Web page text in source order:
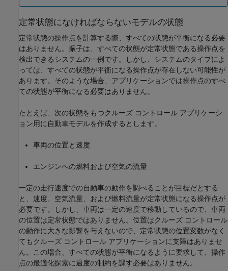
定常状態になければならないモデルの状態
定常状態の操作点を計算する際、すべての状態が平衡になる必要
はありません。振子は、すべての状態が定常状態である操作点を
検出できるシステムの一例です。しかし、システムのタイプによ
っては、すべての状態が平衡になる操作点が存在しない可能性が
あります。そのような場合、アプリケーションでは操作点のすべ
ての状態が平衡になる必要はありません。
たとえば、次の状態をもつクルーズ コントロール アプリケーシ
ョン用に自動車モデルを作成するとします。
車両の位置と速度
エンジンへの燃料および空気の流量
一定の走行速度での自動車の動作を調べることが目標だとする
と、速度、空気流量、および燃料流量が定常状態になる操作点が
必要です。しかし、車両は一定の速度で移動しているので、車両
の位置は定常状態ではありません。位置はクルーズ コントロール
の動作に大きな影響を与えないので、定常状態の位置変数がなく
てもクルーズ コントロール アプリケーションに支障はありませ
ん。この場合、すべての状態が平衡になるように要求して、操作
点の最適化探索に過度の制約を課す必要はありません。